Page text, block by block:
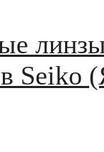
Seiko